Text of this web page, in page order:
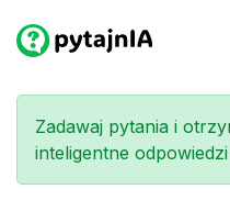
Zadawaj pytania i
inteligentne